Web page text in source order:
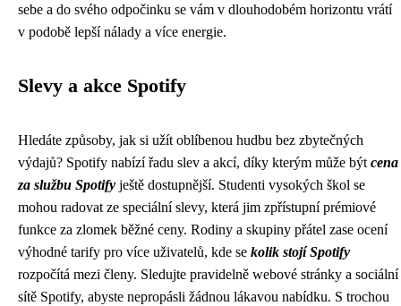
sebe a do svého odpočinku se vám v dlouhodobém horizontu vrátí
v podobě lepší nálady a více energie.
Slevy a akce Spotify
Hledáte způsoby, jak si užít oblíbenou hudbu bez zbytečných
výdajů? Spotify nabízí řadu slev a akcí, díky kterým může být cena
za službu Spotify ještě dostupnější. Studenti vysokých škol se
mohou radovat ze speciální slevy, která jim zpřístupní prémiové
funkce za zlomek běžné ceny. Rodiny a skupiny přátel zase ocení
výhodné tarify pro více uživatelů, kde se kolik stojí Spotify
rozpočítá mezi členy. Sledujte pravidelně webové stránky a sociální
sítě Spotify, abyste nepropásli žádnou lákavou nabídku. S trochou